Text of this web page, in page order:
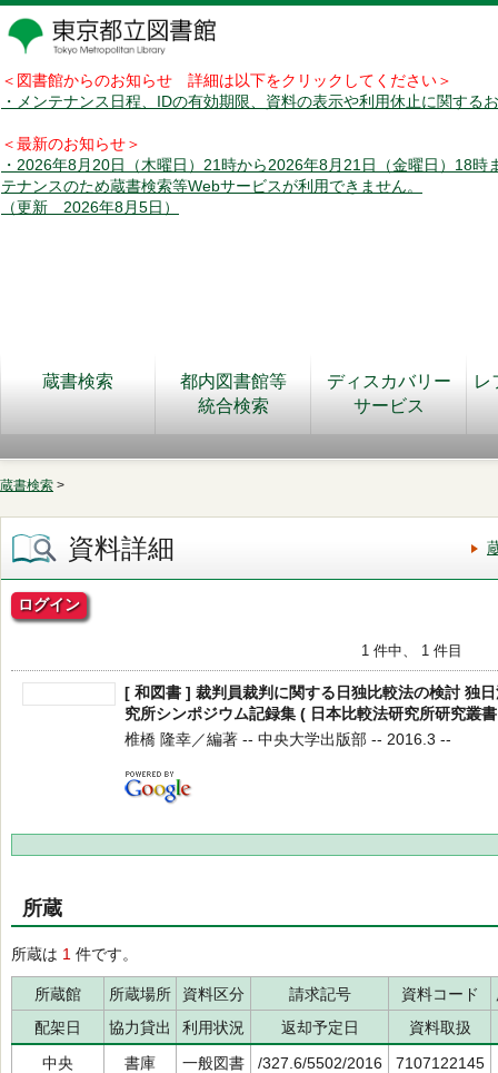
＜図書館からのお知らせ 詳細は以下をクリックしてください＞
・メンテナンス日程、IDの有効期限、資料の表示や利用休止に関する
＜最新のお知らせ＞
・2026年8月20日（木曜日）21時から2026年8月21日（金曜日）18時
テナンスのため蔵書検索等Webサービスが利用できません。
（更新 2026年8月5日）
蔵書検索
都内図書館等
統合検索
ディスカバリー
サービス
レ
蔵書検索 >
資料詳細
ログイン
1 件中、 1 件目
[ 和図書 ] 裁判員裁判に関する日独比較法の検討 独
究所シンポジウム記録集 ( 日本比較法研究所研究叢
椎橋 隆幸／編著 -- 中央大学出版部 -- 2016.3 --
所蔵
所蔵は 1 件です。
所蔵館 所蔵場所 資料区分 請求記号 資料コード
配架日
協力貸出 利用状況 返却予定日
資料取扱
中央
書庫 一般図書 /327.6/5502/2016
7107122145